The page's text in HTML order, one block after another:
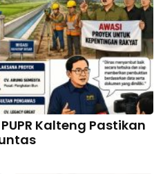
Kalteng Pastikan